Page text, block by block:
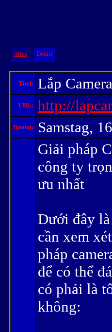
Alles Detail
Titel: Lắp
URL: http://
Datum: Samstag,
Giải pháp
công ty
ưu nhất
Dưới đây
cần xem
pháp
để có thể
có phải là
không: